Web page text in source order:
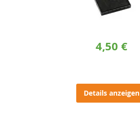
4,50 €
Details anzeigen